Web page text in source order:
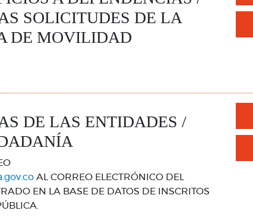
SOLICITUDES DE LA
DE MOVILIDAD
DE LAS ENTIDADES /
AL CORREO ELECTRÓNICO DEL
EN LA BASE DE DATOS DE INSCRITOS